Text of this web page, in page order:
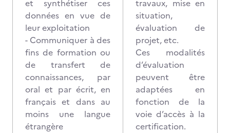
et synthétiser ces
données en vue de
leur exploitation
- Communiquer à des
fins de formation ou
de transfert de
connaissances, par
oral et par écrit, en
français et dans au
moins une langue
étrangère
travaux, mise en
situation,
évaluation de
projet, etc.
Ces modalités
d’évaluation
peuvent être
adaptées en
fonction de la
voie d’accès à la
certification.